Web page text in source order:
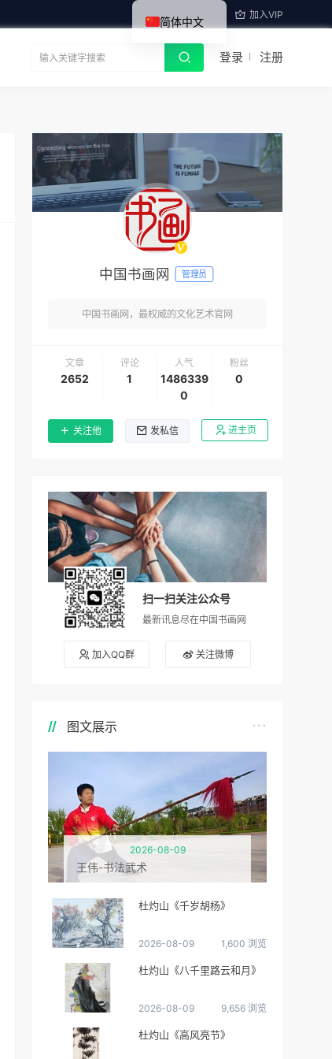
加入VIP
登录 注册
中国书画网 管理员
中国书画网，最权威的文化艺术官网
文章
2652
评论
1
人气
1486339
0
粉丝
0
关注他 发私信 进主页
扫一扫关注公众号
最新讯息尽在中国书画网
加入QQ群 关注微博
图文展示
2026-08-09
王伟-书法武术
杜灼山《千岁胡杨》
2026-08-09 1,600 浏览
杜灼山《八千里路云和月》
2026-08-09 9,656 浏览
杜灼山《高风亮节》
简体中文